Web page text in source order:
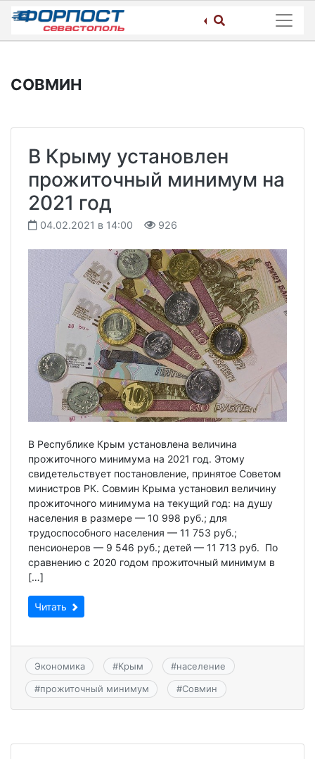
Skip
content
СОВМИН
В Крыму установлен
прожиточный минимум на
2021 год
04.02.2021 в 14:00 926
В Республике Крым установлена величина
прожиточного минимума на 2021 год. Этому
свидетельствует постановление, принятое Советом
министров РК. Совмин Крыма установил величину
прожиточного минимума на текущий год: на душу
населения в размере — 10 998 руб.; для
трудоспособного населения — 11 753 руб.;
пенсионеров — 9 546 руб.; детей — 11 713 руб. По
сравнению с 2020 годом прожиточный минимум в
[…]
Читать
Экономика #Крым #население
#прожиточный минимум #Совмин